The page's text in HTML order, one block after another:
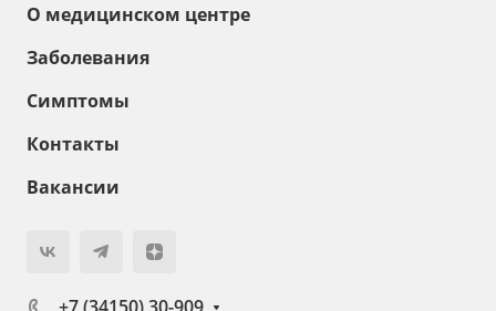
О медицинском центре
Заболевания
Симптомы
Контакты
Вакансии
+7 (34150) 30-909